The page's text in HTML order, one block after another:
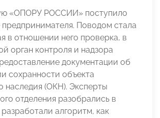
«ОПОРУ РОССИИ» поступило
Поводом стала
в отношении него проверка, в
орган контроля и надзора
документации об
сохранности объекта
наследия (ОКН). Эксперты
отделения разобрались в
алгоритм, как